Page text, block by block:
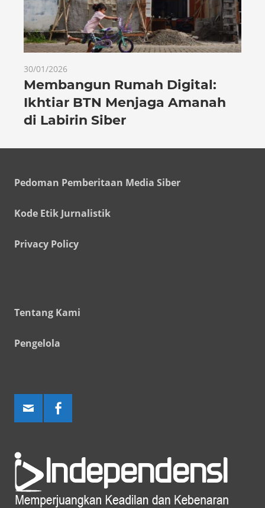
30/01/2026
Membangun Rumah Digital:
Ikhtiar BTN Menjaga Amanah
di Labirin Siber
Pedoman Pemberitaan Media Siber
Kode Etik Jurnalistik
Privacy Policy
Tentang Kami
Pengelola